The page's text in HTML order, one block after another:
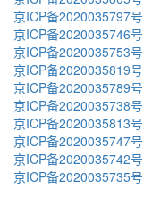
京ICP备2020035797号
京ICP备2020035746号
京ICP备2020035753号
京ICP备2020035819号
京ICP备2020035789号
京ICP备2020035738号
京ICP备2020035813号
京ICP备2020035747号
京ICP备2020035742号
京ICP备2020035735号